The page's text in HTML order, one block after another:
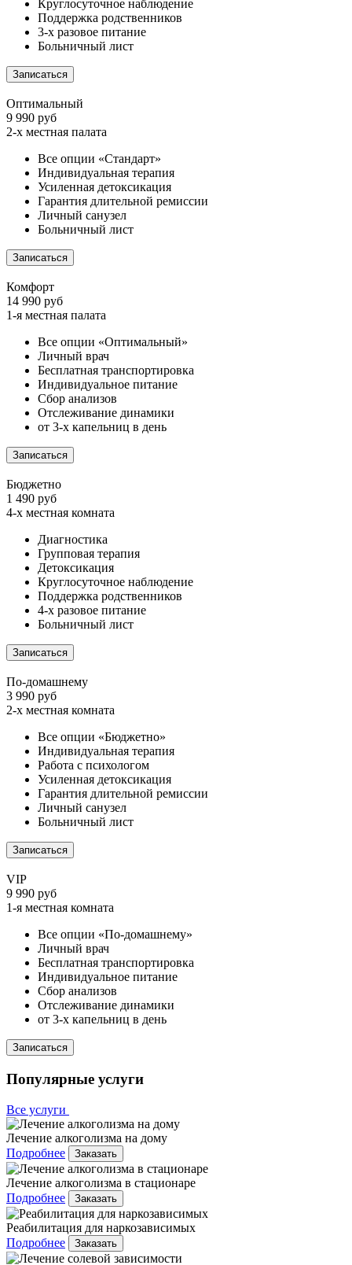
Круглосуточное наблюдение
Поддержка родственников
3-х разовое питание
Больничный лист
Записаться
Оптимальный
9 990 руб
2-х местная палата
Все опции «Стандарт»
Индивидуальная терапия
Усиленная детоксикация
Гарантия длительной ремиссии
Личный санузел
Больничный лист
Записаться
Комфорт
14 990 руб
1-я местная палата
Все опции «Оптимальный»
Личный врач
Бесплатная транспортировка
Индивидуальное питание
Сбор анализов
Отслеживание динамики
от 3-х капельниц в день
Записаться
Бюджетно
1 490 руб
4-х местная комната
Диагностика
Групповая терапия
Детоксикация
Круглосуточное наблюдение
Поддержка родственников
4-х разовое питание
Больничный лист
Записаться
По-домашнему
3 990 руб
2-х местная комната
Все опции «Бюджетно»
Индивидуальная терапия
Работа с психологом
Усиленная детоксикация
Гарантия длительной ремиссии
Личный санузел
Больничный лист
Записаться
VIP
9 990 руб
1-я местная комната
Все опции «По-домашнему»
Личный врач
Бесплатная транспортировка
Индивидуальное питание
Сбор анализов
Отслеживание динамики
от 3-х капельниц в день
Записаться
Популярные услуги
Все услуги
Лечение алкоголизма на дому
Подробнее
Заказать
Лечение алкоголизма в стационаре
Подробнее
Заказать
Реабилитация для наркозависимых
Подробнее
Заказать